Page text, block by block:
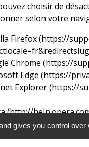
choisir de
selon votre
Firefox (https://
Chrome (https://
Edge (https://
Explorer (https://
(http://
(https://
gives you control over